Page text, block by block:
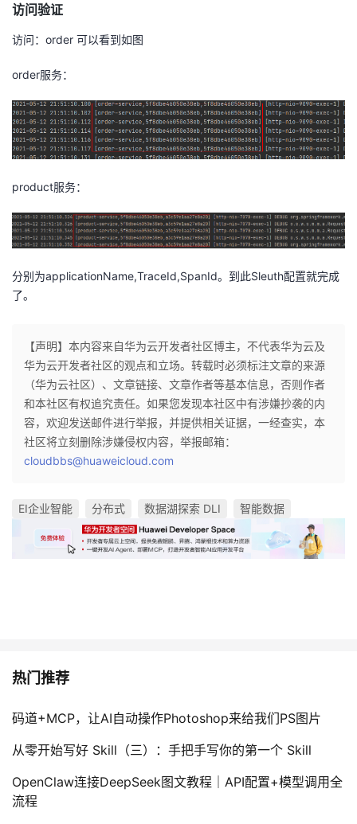
访问验证
访问： order 可以看到如图
order服务：
product服务：
分别为applicationName,TraceId,SpanId。到此Sleuth配置就完成
了。
【声明】本内容来自华为云开发者社区博主，不代表华为云及
华为云开发者社区的观点和立场。转载时必须标注文章的来源
（华为云社区）、文章链接、文章作者等基本信息，否则作者
和本社区有权追究责任。如果您发现本社区中有涉嫌抄袭的内
容，欢迎发送邮件进行举报，并提供相关证据，一经查实，本
社区将立刻删除涉嫌侵权内容，举报邮箱：
cloudbbs@huaweicloud.com
EI企业智能 分布式 数据湖探索 DLI 智能数据
热门推荐
码道+MCP，让AI自动操作Photoshop来给我们PS图片
从零开始写好 Skill（三）：手把手写你的第一个 Skill
OpenClaw连接DeepSeek图文教程｜API配置+模型调用全
流程